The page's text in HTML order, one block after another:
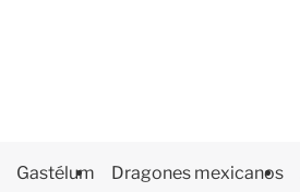
Gastélum Dragones mexicanos